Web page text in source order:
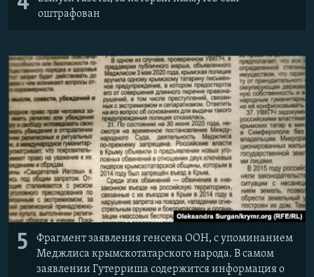
оштрафован
5
Фрагмент заявления генсека ООН, с упоминанием
Меджлиса крымскотатарского народа. В самом
заявлении Гутерриша содержится информация о